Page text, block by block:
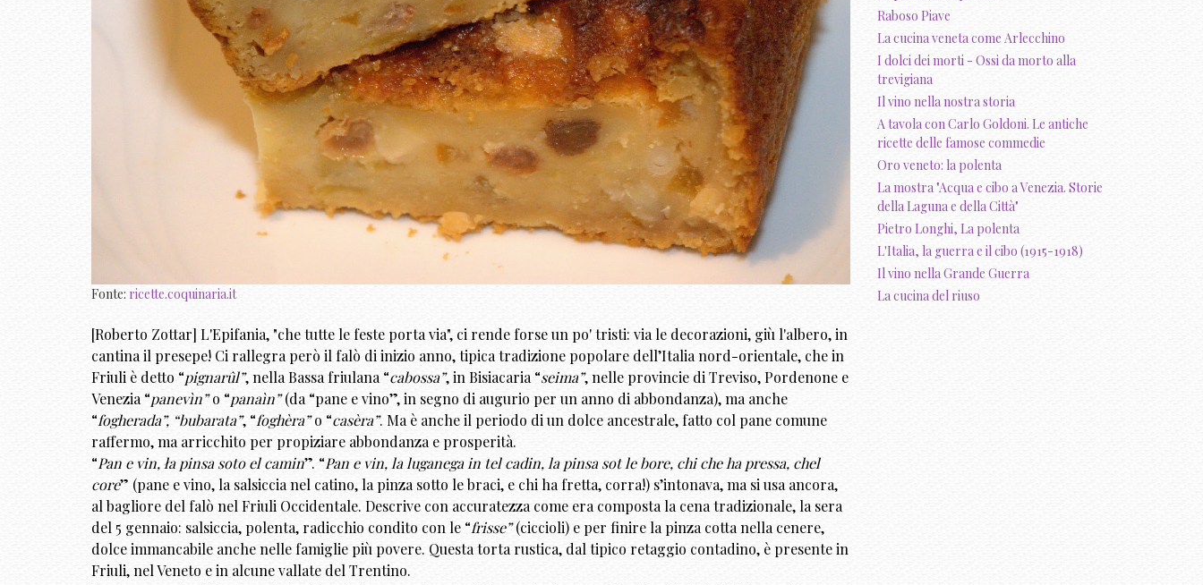
Fonte: ricette.coquinaria.it
[Roberto Zottar] L'Epifania, "che tutte le feste porta via", ci rende forse un po' tristi: via le decorazioni, giù l'albero, in
cantina il presepe! Ci rallegra però il falò di inizio anno, tipica tradizione popolare dell’Italia nord-orientale, che in
Friuli è detto “pignarûl”, nella Bassa friulana “cabossa”, in Bisiacaria “seima”, nelle provincie di Treviso, Pordenone e
Venezia “panevìn”o “panaìn”(da “pane e vino”, in segno di augurio per un anno di abbondanza), ma anche
“fogherada”, “bubarata”, “foghèra”o “casèra”. Ma è anche il periodo di un dolce ancestrale, fatto col pane comune
raffermo, ma arricchito per propiziare abbondanza e prosperità.
“Pan e vin, ła pinsa soto el camin”. “Pan e vin, la luganega in tel cadin, la pinsa sot le bore, chi che ha pressa, chel
core” (pane e vino, la salsiccia nel catino, la pinza sotto le braci, e chi ha fretta, corra!) s’intonava, ma si usa ancora,
al bagliore del falò nel Friuli Occidentale. Descrive con accuratezza come era composta la cena tradizionale, la sera
del 5 gennaio: salsiccia, polenta, radicchio condito con le “frisse”(ciccioli) e per finire la pinza cotta nella cenere,
dolce immancabile anche nelle famiglie più povere. Questa torta rustica, dal tipico retaggio contadino, è presente in
Friuli, nel Veneto e in alcune vallate del Trentino.
Raboso Piave
La cucina veneta come Arlecchino
I dolci dei morti - Ossi da morto alla
trevigiana
Il vino nella nostra storia
A tavola con Carlo Goldoni. Le antiche
ricette delle famose commedie
Oro veneto: la polenta
La mostra "Acqua e cibo a Venezia. Storie
della Laguna e della Città"
Pietro Longhi, La polenta
L'Italia, la guerra e il cibo (1915-1918)
Il vino nella Grande Guerra
La cucina del riuso